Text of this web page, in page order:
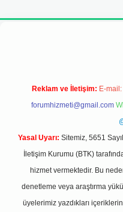
adresi
Reklam ve İletişim: E-mail:
forumhizmeti@gmail.com
Yasal Uyarı: Sitemiz, 5651
İletişim Kurumu (BTK)
hizmet vermektedir. Bu
denetleme veya araştırma
üyelerimiz yazdıkları